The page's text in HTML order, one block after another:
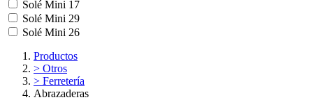
Solé Mini 17
Solé Mini 29
Solé Mini 26
Productos
> Otros
> Ferretería
Abrazaderas